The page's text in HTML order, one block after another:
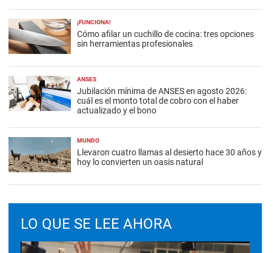
¡FUNCIONA!
Cómo afilar un cuchillo de cocina: tres opciones
sin herramientas profesionales
ANSES
Jubilación mínima de ANSES en agosto 2026:
cuál es el monto total de cobro con el haber
actualizado y el bono
MUNDO
Llevaron cuatro llamas al desierto hace 30 años y
hoy lo convierten un oasis natural
LO QUE SE LEE AHORA